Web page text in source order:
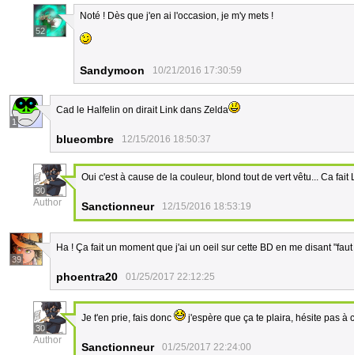
52
Noté ! Dès que j'en ai l'occasion, je m'y mets !
Sandymoon 10/21/2016 17:30:59
1
Cad le Halfelin on dirait Link dans Zelda
blueombre 12/15/2016 18:50:37
30
Author
Oui c'est à cause de la couleur, blond tout de vert vêtu... Ca fait
Sanctionneur 12/15/2016 18:53:19
39
Ha ! Ça fait un moment que j'ai un oeil sur cette BD en me disant
phoentra20 01/25/2017 22:12:25
30
Author
Je t'en prie, fais donc j'espère que ça te plaira, hésite pas à
Sanctionneur 01/25/2017 22:24:00